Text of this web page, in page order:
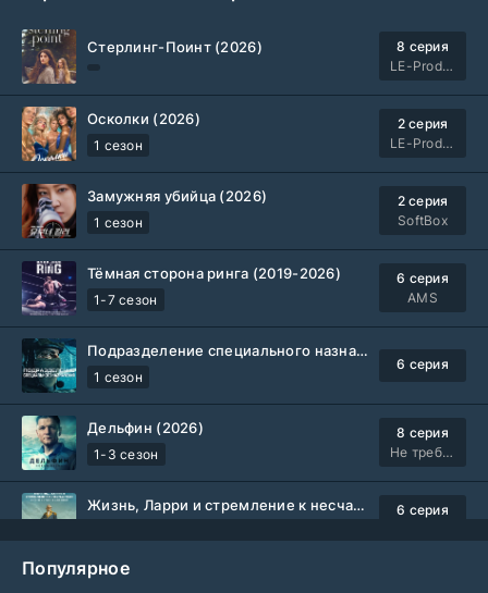
Стерлинг-Поинт (2026)
8 серия
LE-Production
Осколки (2026)
1 сезон
2 серия
LE-Production
Замужняя убийца (2026)
1 сезон
2 серия
SoftBox
Тёмная сторона ринга (2019-2026)
1-7 сезон
6 серия
AMS
Подразделение специального назначения (2026)
1 сезон
6 серия
Дельфин (2026)
1-3 сезон
8 серия
Не требуется
Жизнь, Ларри и стремление к несчастью: Почти история Америки (2026)
6 серия
Шугар (2026)
Популярное